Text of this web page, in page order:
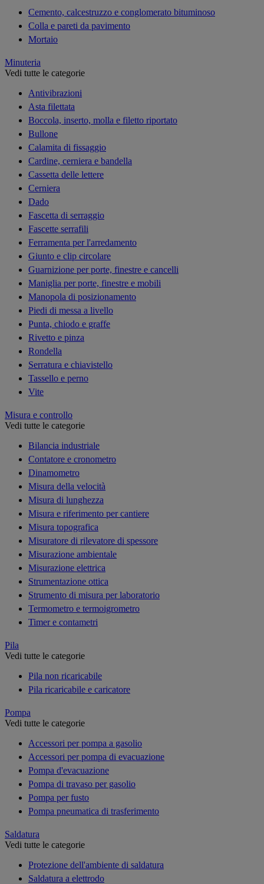
Cemento, calcestruzzo e conglomerato bituminoso
Colla e pareti da pavimento
Mortaio
Minuteria
Vedi tutte le categorie
Antivibrazioni
Asta filettata
Boccola, inserto, molla e filetto riportato
Bullone
Calamita di fissaggio
Cardine, cerniera e bandella
Cassetta delle lettere
Cerniera
Dado
Fascetta di serraggio
Fascette serrafili
Ferramenta per l'arredamento
Giunto e clip circolare
Guarnizione per porte, finestre e cancelli
Maniglia per porte, finestre e mobili
Manopola di posizionamento
Piedi di messa a livello
Punta, chiodo e graffe
Rivetto e pinza
Rondella
Serratura e chiavistello
Tassello e perno
Vite
Misura e controllo
Vedi tutte le categorie
Bilancia industriale
Contatore e cronometro
Dinamometro
Misura della velocità
Misura di lunghezza
Misura e riferimento per cantiere
Misura topografica
Misuratore di rilevatore di spessore
Misurazione ambientale
Misurazione elettrica
Strumentazione ottica
Strumento di misura per laboratorio
Termometro e termoigrometro
Timer e contametri
Pila
Vedi tutte le categorie
Pila non ricaricabile
Pila ricaricabile e caricatore
Pompa
Vedi tutte le categorie
Accessori per pompa a gasolio
Accessori per pompa di evacuazione
Pompa d'evacuazione
Pompa di travaso per gasolio
Pompa per fusto
Pompa pneumatica di trasferimento
Saldatura
Vedi tutte le categorie
Protezione dell'ambiente di saldatura
Saldatura a elettrodo